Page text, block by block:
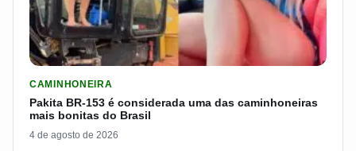
CAMINHONEIRA
Pakita BR-153 é considerada uma das caminhoneiras
mais bonitas do Brasil
4 de agosto de 2026